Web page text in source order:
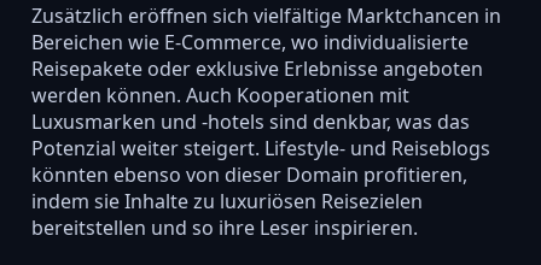
Zusätzlich eröffnen sich vielfältige Marktchancen in
Bereichen wie E-Commerce, wo individualisierte
Reisepakete oder exklusive Erlebnisse angeboten
werden können. Auch Kooperationen mit
Luxusmarken und -hotels sind denkbar, was das
Potenzial weiter steigert. Lifestyle- und Reiseblogs
könnten ebenso von dieser Domain profitieren,
indem sie Inhalte zu luxuriösen Reisezielen
bereitstellen und so ihre Leser inspirieren.